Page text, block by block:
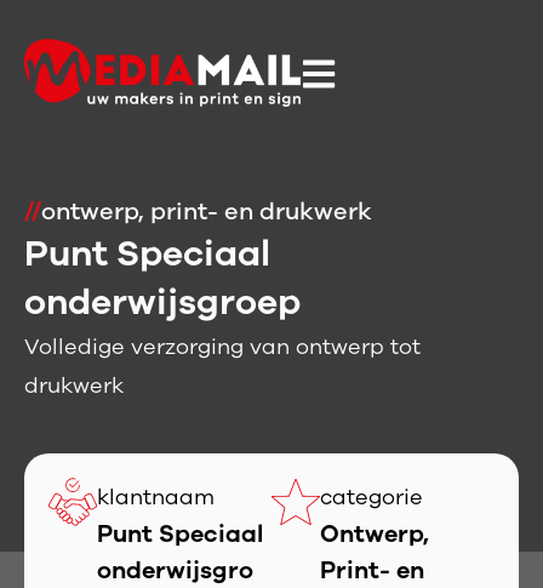
//ontwerp, print- en drukwerk
Punt Speciaal
onderwijsgroep
Volledige verzorging van ontwerp tot
drukwerk
klantnaam
Punt Speciaal
onderwijsgro
categorie
Ontwerp,
Print- en